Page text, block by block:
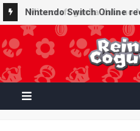
Nintendo Switch Online
Mario Paint (SNES) e
(GBA)